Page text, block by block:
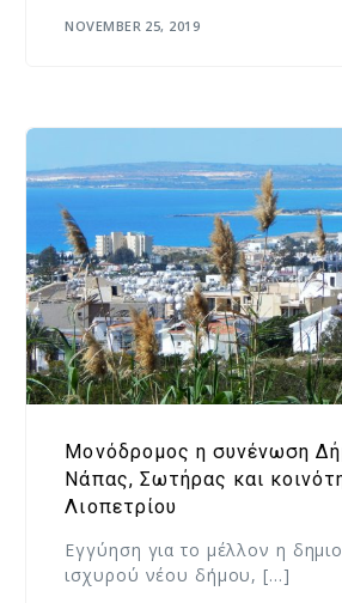
NOVEMBER 25, 2019
Μονόδρομος η συνένωση
Νάπας, Σωτήρας και
Λιοπετρίου
Εγγύηση για το μέλλον η
ισχυρού νέου δήμου, […]